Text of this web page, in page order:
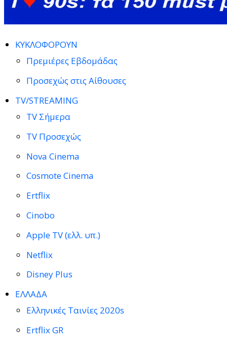
ΚΥΚΛΟΦΟΡΟΥΝ
Πρεμιέρες Εβδομάδας
Προσεχώς στις Αίθουσες
TV/STREAMING
TV Σήμερα
TV Προσεχώς
Nova Cinema
Cosmote Cinema
Ertflix
Cinobo
Apple TV (ελλ. υπ.)
Netflix
Disney Plus
ΕΛΛΑΔΑ
Ελληνικές Ταινίες 2020s
Ertflix GR